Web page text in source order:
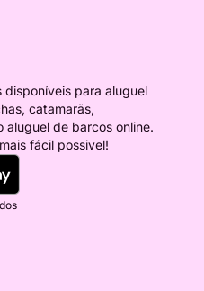
para aluguel
catamarãs,
aluguel de barcos online.
fácil possivel!